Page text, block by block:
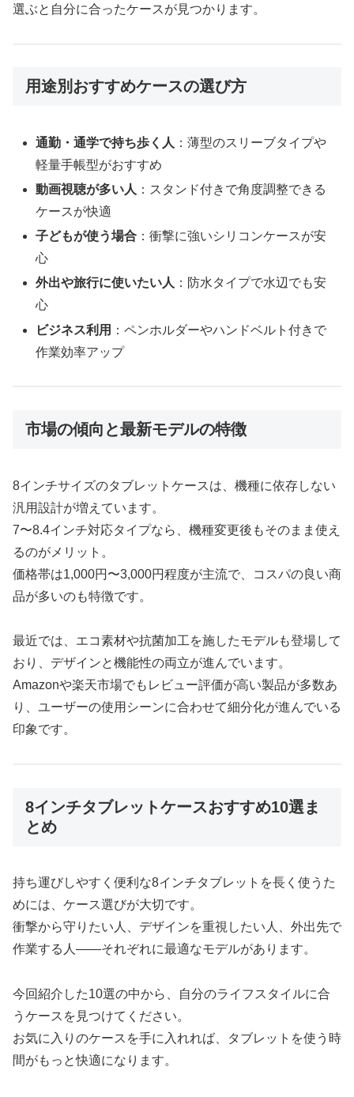
選ぶと自分に合ったケースが見つかります。
用途別おすすめケースの選び方
通勤・通学で持ち歩く人 ：薄型のスリーブタイプや
軽量手帳型がおすすめ
動画視聴が多い人 ：スタンド付きで角度調整できる
ケースが快適
子どもが使う場合 ：衝撃に強いシリコンケースが安
心
外出や旅行に使いたい人 ：防水タイプで水辺でも安
心
ビジネス利用 ：ペンホルダーやハンドベルト付きで
作業効率アップ
市場の傾向と最新モデルの特徴
8インチサイズのタブレットケースは、機種に依存しない
汎用設計が増えています。
7〜8.4インチ対応タイプなら、機種変更後もそのまま使え
るのがメリット。
価格帯は1,000円〜3,000円程度が主流で、コスパの良い商
品が多いのも特徴です。
最近では、エコ素材や抗菌加工を施したモデルも登場して
おり、デザインと機能性の両立が進んでいます。
Amazonや楽天市場でもレビュー評価が高い製品が多数あ
り、ユーザーの使用シーンに合わせて細分化が進んでいる
印象です。
8インチタブレットケースおすすめ10選ま
とめ
持ち運びしやすく便利な8インチタブレットを長く使うた
めには、ケース選びが大切です。
衝撃から守りたい人、デザインを重視したい人、外出先で
作業する人――それぞれに最適なモデルがあります。
今回紹介した10選の中から、自分のライフスタイルに合
うケースを見つけてください。
お気に入りのケースを手に入れれば、タブレットを使う時
間がもっと快適になります。